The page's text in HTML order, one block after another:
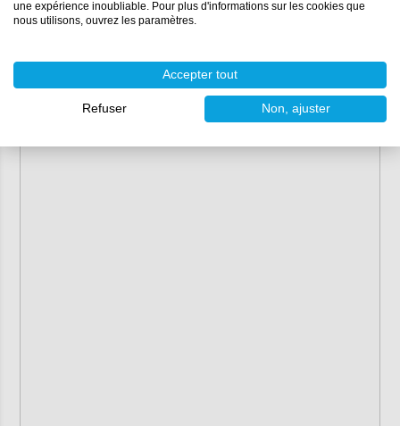
une expérience inoubliable. Pour plus d'informations sur les cookies que
nous utilisons, ouvrez les paramètres.
Accepter tout
Refuser Non, ajuster